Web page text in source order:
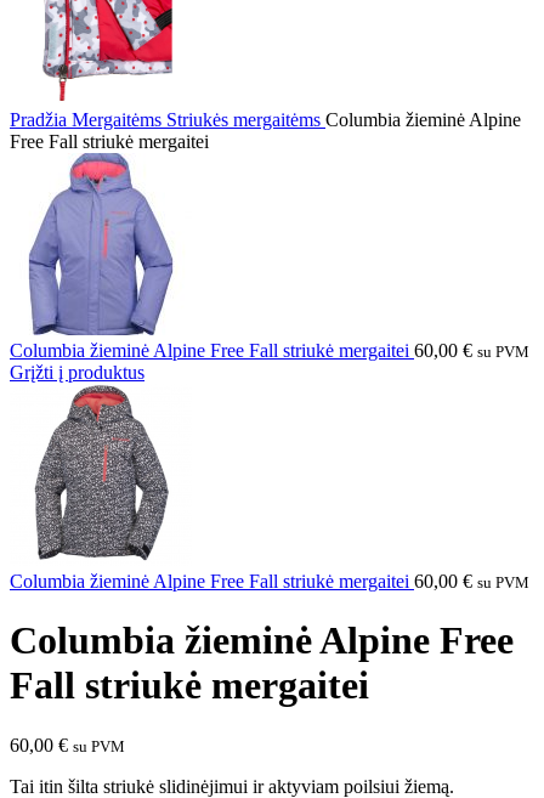
Pradžia Mergaitėms Striukės mergaitėms Columbia žieminė Alpine
Free Fall striukė mergaitei
Columbia žieminė Alpine Free Fall striukė mergaitei 60,00 € su PVM
Grįžti į produktus
Columbia žieminė Alpine Free Fall striukė mergaitei 60,00 € su PVM
Columbia žieminė Alpine Free
Fall striukė mergaitei
60,00 € su PVM
Tai itin šilta striukė slidinėjimui ir aktyviam poilsiui žiemą.